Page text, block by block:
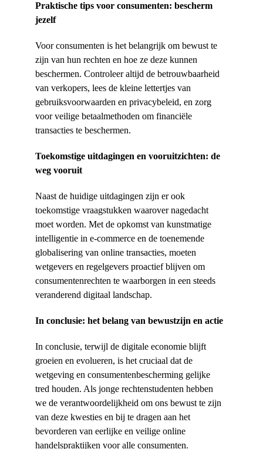
Praktische tips voor consumenten: bescherm
jezelf
Voor consumenten is het belangrijk om bewust te
zijn van hun rechten en hoe ze deze kunnen
beschermen. Controleer altijd de betrouwbaarheid
van verkopers, lees de kleine lettertjes van
gebruiksvoorwaarden en privacybeleid, en zorg
voor veilige betaalmethoden om financiële
transacties te beschermen.
Toekomstige uitdagingen en vooruitzichten: de
weg vooruit
Naast de huidige uitdagingen zijn er ook
toekomstige vraagstukken waarover nagedacht
moet worden. Met de opkomst van kunstmatige
intelligentie in e-commerce en de toenemende
globalisering van online transacties, moeten
wetgevers en regelgevers proactief blijven om
consumentenrechten te waarborgen in een steeds
veranderend digitaal landschap.
In conclusie: het belang van bewustzijn en actie
In conclusie, terwijl de digitale economie blijft
groeien en evolueren, is het cruciaal dat de
wetgeving en consumentenbescherming gelijke
tred houden. Als jonge rechtenstudenten hebben
we de verantwoordelijkheid om ons bewust te zijn
van deze kwesties en bij te dragen aan het
bevorderen van eerlijke en veilige online
handelspraktijken voor alle consumenten.